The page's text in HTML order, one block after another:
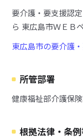
要介護・要支援認
ら 東広島市ＷＥＢ
東広島市の要介護
所管部署
健康福祉部介護保
根拠法律・条